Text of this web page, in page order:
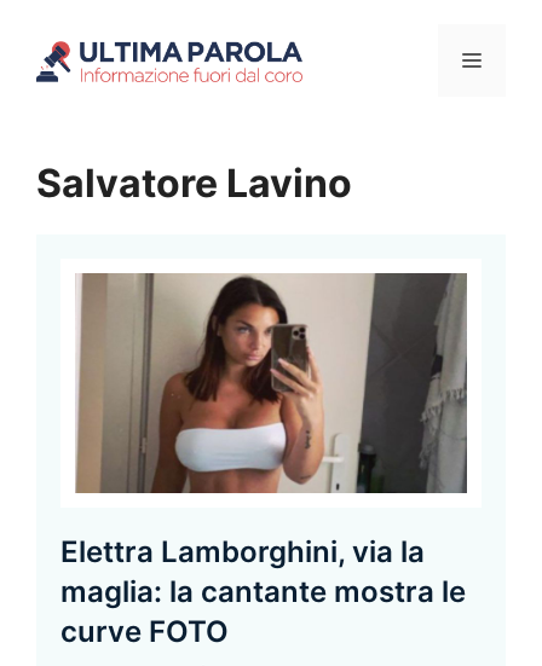
Menu
Salvatore Lavino
Elettra Lamborghini, via la
maglia: la cantante mostra le
curve FOTO